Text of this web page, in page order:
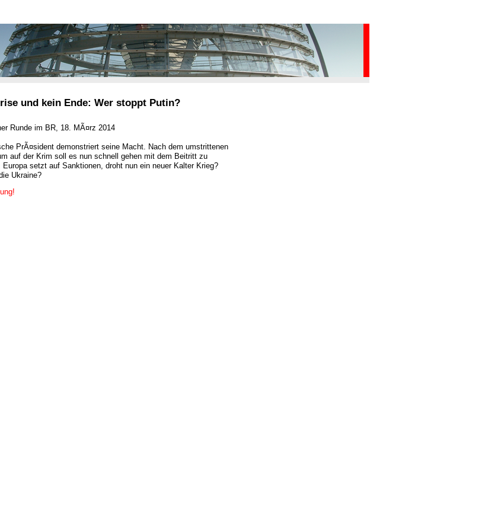
und kein Ende: Wer stoppt Putin?
Runde im BR, 18. MÃ¤rz 2014
PrÃ¤sident demonstriert seine Macht. Nach dem umstrittenen
auf der Krim soll es nun schnell gehen mit dem Beitritt zu
Europa setzt auf Sanktionen, droht nun ein neuer Kalter Krieg?
Ukraine?